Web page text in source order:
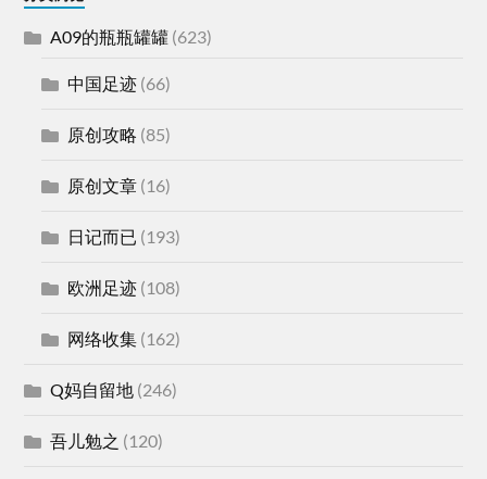
A09的瓶瓶罐罐 (623)
中国足迹 (66)
原创攻略 (85)
原创文章 (16)
日记而已 (193)
欧洲足迹 (108)
网络收集 (162)
Q妈自留地 (246)
吾儿勉之 (120)